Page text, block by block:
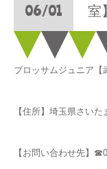
06/01
室
ブロッサムジュニア【
【住所】埼玉県さい
【お問い合わせ先